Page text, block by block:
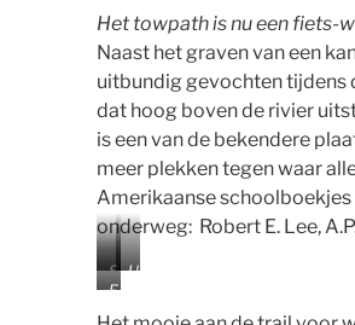
Het towpath is nu een fiets-
Naast het graven van een
uitbundig gevochten tijdens
dat hoog boven de rivier
is een van de bekendere
meer plekken tegen waar
Amerikaanse
onderweg: Robert E. Lee,
S
p
o
U
t
E
e